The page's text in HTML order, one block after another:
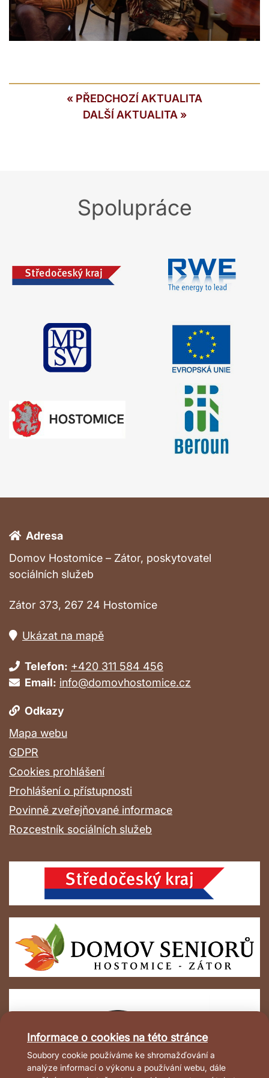
« PŘEDCHOZÍ AKTUALITA
DALŠÍ AKTUALITA»
Informace o cookies na této stránce
Soubory cookie používáme ke shromažďování a
analýze informací o výkonu a používání webu, dále
Spolupráce
Adresa
Domov Hostomice – Zátor, poskytovatel
sociálních služeb
Zátor 373, 267 24 Hostomice
Ukázat na mapě
Telefon: +420 311 584 456
Email: info@domovhostomice.cz
Odkazy
Mapa webu
GDPR
Cookies prohlášení
Prohlášení o přístupnosti
Povinně zveřejňované informace
Rozcestník sociálních služeb